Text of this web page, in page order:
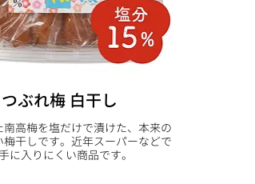
つぶれ梅 白干し
南高梅を塩だけで漬けた、本来の
梅干しです。近年スーパーなどで
に入りにくい商品です。